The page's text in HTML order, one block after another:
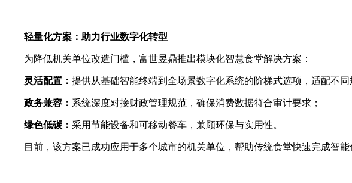
轻量化方案：助力行业数字化转型
为降低机关单位改造门槛，富世昱鼎推出模块化智慧食堂解决方案：
灵活配置： 提供从基础智能终端到全场景数字化系统的阶梯式选项，适配不同
政务兼容： 系统深度对接财政管理规范，确保消费数据符合审计要求；
绿色低碳： 采用节能设备和可移动餐车，兼顾环保与实用性。
目前，该方案已成功应用于多个城市的机关单位，帮助传统食堂快速完成智